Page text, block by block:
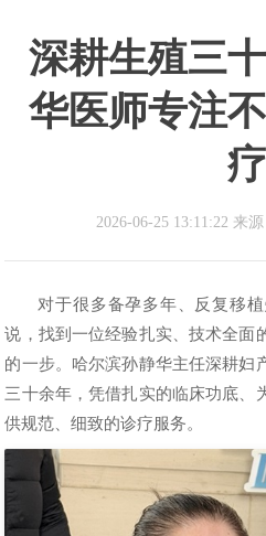
深耕生殖三
华医师专注
疗
2026-06-25 13:11:22 来
对于很多备孕多年、反复移
说，找到一位经验扎实、技术全面
的一步。哈尔滨孙静华主任深耕妇
三十余年，凭借扎实的临床功底、
供规范、细致的诊疗服务。